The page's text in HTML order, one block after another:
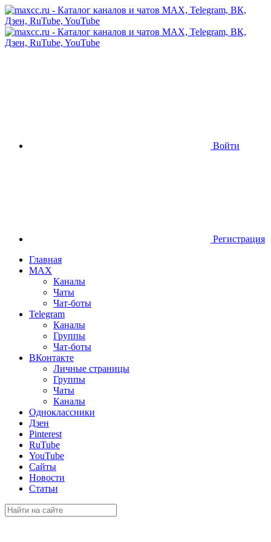
Войти
Регистрация
Главная
MAX
Каналы
Чаты
Чат-боты
Telegram
Каналы
Группы
Чат-боты
ВКонтакте
Личные страницы
Группы
Чаты
Каналы
Одноклассники
Дзен
Pinterest
RuTube
YouTube
Сайты
Новости
Статьи